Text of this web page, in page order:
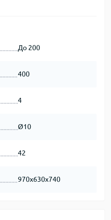
До 200
400
4
Ø10
42
970х630х740